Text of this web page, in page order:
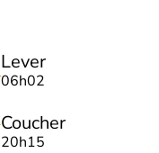
Lever
06h02
Coucher
20h15